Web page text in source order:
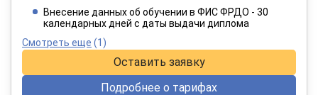
При оплате в рассрочку на 12 месяцев
Внесение данных об обучении в ФИС ФРДО - 30
календарных дней с даты выдачи диплома
Смотреть еще (1)
Оставить заявку
Подробнее о тарифах